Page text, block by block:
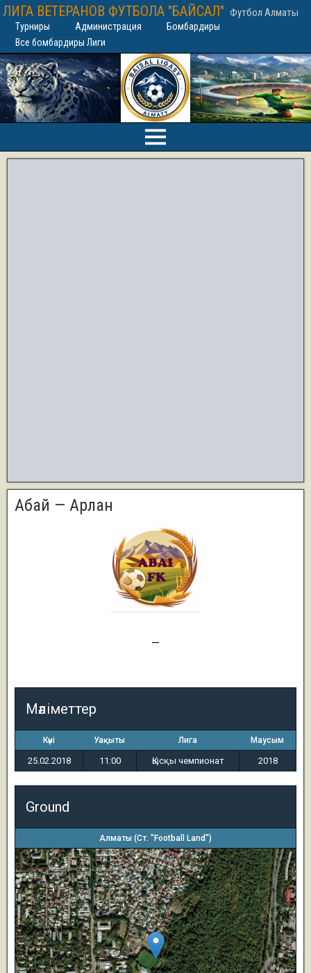
ЛИГА ВЕТЕРАНОВ ФУТБОЛА "БАЙСАЛ" Футбол Алматы
Турниры Администрация
Бомбардиры
Все бомбардиры Лиги
Абай — Арлан
—
Мәліметтер
Күні Уақыты Лига Маусым
25.02.2018 11:00 Қысқы чемпионат 2018
Ground
Алматы (Ст. "Football Land")